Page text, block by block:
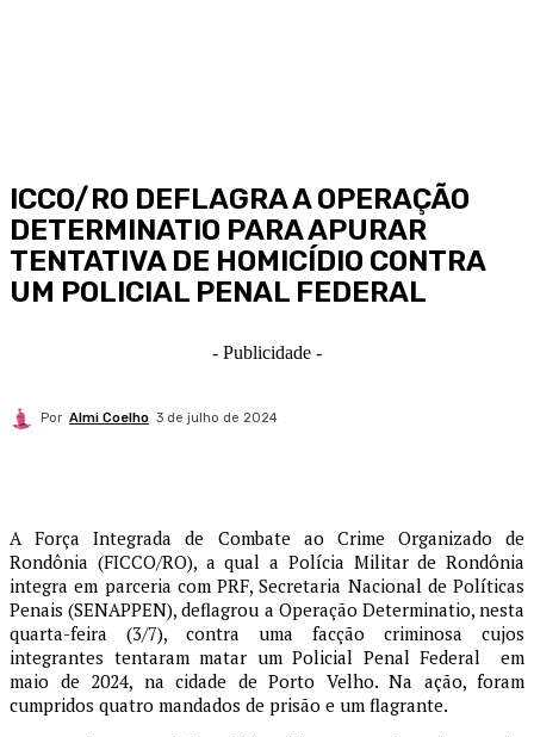
ICCO/RO DEFLAGRA A OPERAÇÃO
DETERMINATIO PARA APURAR
TENTATIVA DE HOMICÍDIO CONTRA
UM POLICIAL PENAL FEDERAL
- Publicidade -
Por Almi Coelho 3 de julho de 2024
A Força Integrada de Combate ao Crime Organizado de
Rondônia (FICCO/RO), a qual a Polícia Militar de Rondônia
integra em parceria com PRF, Secretaria Nacional de Políticas
Penais (SENAPPEN), deflagrou a Operação Determinatio, nesta
quarta-feira (3/7), contra uma facção criminosa cujos
integrantes tentaram matar um Policial Penal Federal em
maio de 2024, na cidade de Porto Velho. Na ação, foram
cumpridos quatro mandados de prisão e um flagrante.